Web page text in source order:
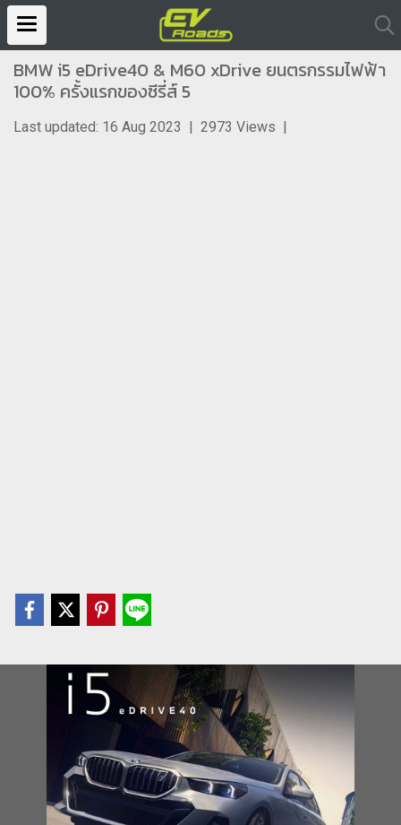
BMW i5 eDrive40 & M60 xDrive ยนตรกรรมไฟฟ้า
100% ครั้งแรกของซีรี่ส์ 5
Last updated: 16 Aug 2023 | 2973 Views |